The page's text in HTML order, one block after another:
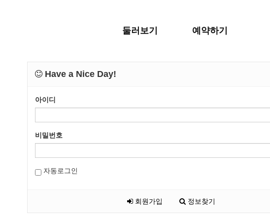
둘러보기 예약하기
Have a Nice Day!
아이디
비밀번호
자동로그인
회원가입 정보찾기